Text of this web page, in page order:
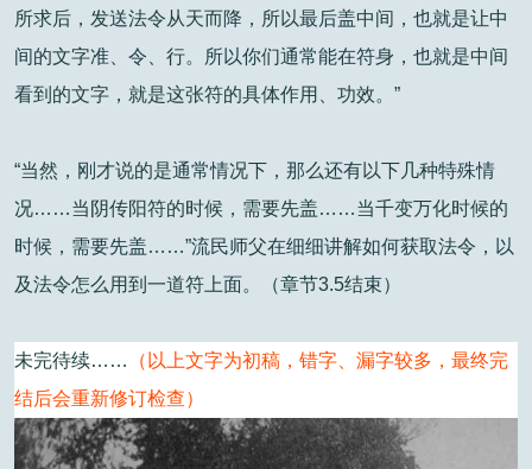
所求后，发送法令从天而降，所以最后盖中间，也就是让中
间的文字准、令、行。所以你们通常能在符身，也就是中间
看到的文字，就是这张符的具体作用、功效。”
“当然，刚才说的是通常情况下，那么还有以下几种特殊情
况……当阴传阳符的时候，需要先盖……当千变万化时候的
时候，需要先盖……”流民师父在细细讲解如何获取法令，以
及法令怎么用到一道符上面。（章节3.5结束）
未完待续……
（以上文字为初稿，错字、漏字较多，最终完
结后会重新修订检查）